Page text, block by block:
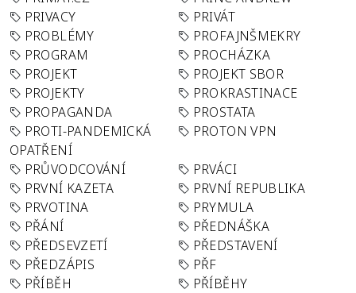
PRIVACY
PRIVÁT
PROBLÉMY
PROFAJNŠMEKRY
PROGRAM
PROCHÁZKA
PROJEKT
PROJEKT SBOR
PROJEKTY
PROKRASTINACE
PROPAGANDA
PROSTATA
PROTI-PANDEMICKÁ
OPATŘENÍ
PROTON VPN
PRŮVODCOVÁNÍ
PRVÁCI
PRVNÍ KAZETA
PRVNÍ REPUBLIKA
PRVOTINA
PRYMULA
PŘÁNÍ
PŘEDNÁŠKA
PŘEDSEVZETÍ
PŘEDSTAVENÍ
PŘEDZÁPIS
PŘF
PŘÍBĚH
PŘÍBĚHY